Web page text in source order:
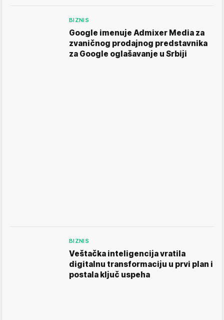
BIZNIS
Google imenuje Admixer Media za
zvaničnog prodajnog predstavnika
za Google oglašavanje u Srbiji
BIZNIS
Veštačka inteligencija vratila
digitalnu transformaciju u prvi plan i
postala ključ uspeha